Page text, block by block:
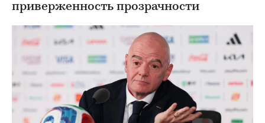
приверженность прозрачности